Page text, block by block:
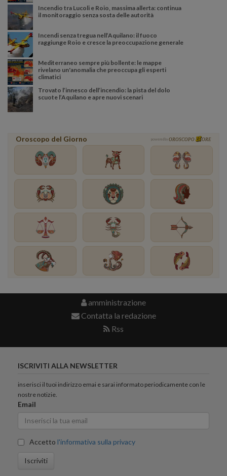
Incendio tra Lucoli e Roio, massima allerta: continua
il monitoraggio senza sosta delle autorità
Incendi senza tregua nell’Aquilano: il fuoco
raggiunge Roio e cresce la preoccupazione generale
Mediterraneo sempre più bollente: le mappe
rivelano un'anomalia che preoccupa gli esperti
climatici
Trovato l’innesco dell’incendio: la pista del dolo
scuote l’Aquilano e apre nuovi scenari
Oroscopo del Giorno powered by OROSCOPO ORE
amministrazione
Contatta la redazione
Rss
ISCRIVITI ALLA NEWSLETTER
inserisci il tuoi indirizzo emai e sarai informato periodicamente con le
nostre notizie.
Email
Accetto l'informativa sulla privacy
Iscriviti